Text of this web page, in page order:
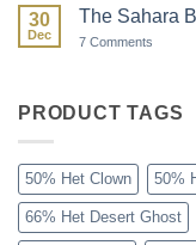
The
30
Dec
The Sahara
7 Comments
Python
PRODUCT TAGS
50% Het Clown 50%
66% Het Desert Ghost